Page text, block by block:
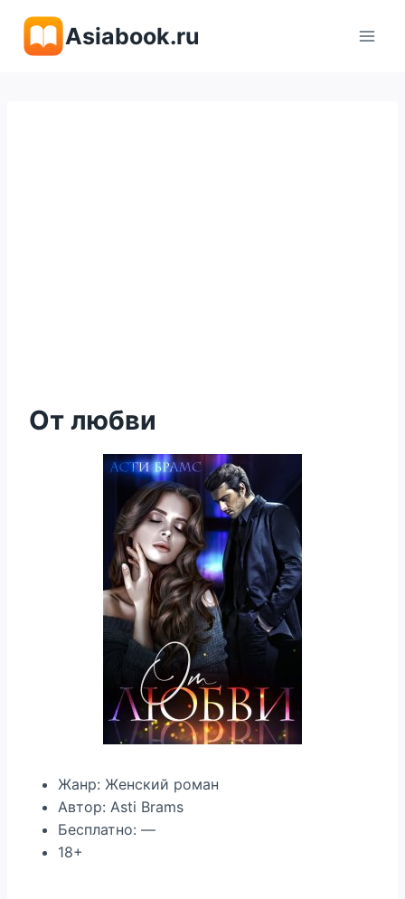
содержимому
Asiabook.ru
От любви
Жанр: Женский роман
Автор: Asti Brams
Бесплатно: —
18+